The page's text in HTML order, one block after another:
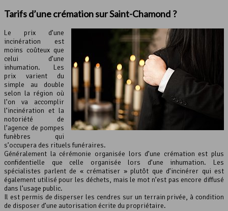
Tarifs d’une crémation sur Saint-Chamond ?
Le prix d’une
incinération est
moins coûteux que
celui d’une
inhumation. Les
prix varient du
simple au double
selon la région où
l’on va accomplir
l’incinération et la
notoriété de
l’agence de pompes
funèbres qui
s’occupera des rituels funéraires.
Généralement la cérémonie organisée lors d’une crémation est plus
confidentielle que celle organisée lors d’une inhumation. Les
spécialistes parlent de « crématiser » plutôt que d’incinérer qui est
également utilisé pour les déchets, mais le mot n’est pas encore diffusé
dans l’usage public.
Il est permis de disperser les cendres sur un terrain privée, à condition
de disposer d’une autorisation écrite du propriétaire.